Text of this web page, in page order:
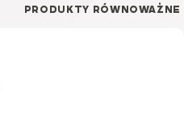
PRODUKTY RÓWNOWAŻNE